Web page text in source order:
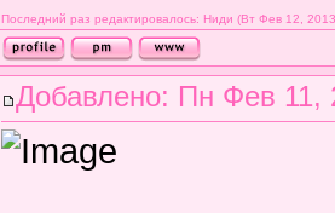
Последний раз редактировалось: Ниди (Вт Фев 12,
Добавлено: Пн Фев 11,